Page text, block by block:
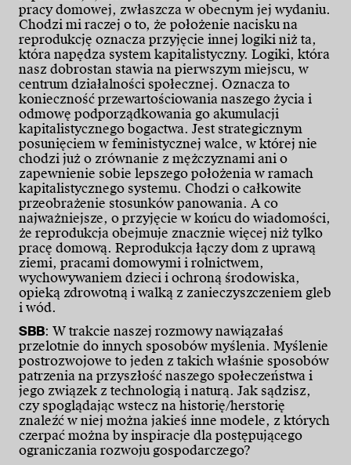
pracy domowej, zwłaszcza w obecnym jej wydaniu.
Chodzi mi raczej o to, że położenie nacisku na
reprodukcję oznacza przyjęcie innej logiki niż ta,
która napędza system kapitalistyczny. Logiki, która
nasz dobrostan stawia na pierwszym miejscu, w
centrum działalności społecznej. Oznacza to
konieczność przewartościowania naszego życia i
odmowę podporządkowania go akumulacji
kapitalistycznego bogactwa. Jest strategicznym
posunięciem w feministycznej walce, w której nie
chodzi już o zrównanie z mężczyznami ani o
zapewnienie sobie lepszego położenia w ramach
kapitalistycznego systemu. Chodzi o całkowite
przeobrażenie stosunków panowania. A co
najważniejsze, o przyjęcie w końcu do wiadomości,
że reprodukcja obejmuje znacznie więcej niż tylko
pracę domową. Reprodukcja łączy dom z uprawą
ziemi, pracami domowymi i rolnictwem,
wychowywaniem dzieci i ochroną środowiska,
opieką zdrowotną i walką z zanieczyszczeniem gleb
i wód.
SBB: W trakcie naszej rozmowy nawiązałaś
przelotnie do innych sposobów myślenia. Myślenie
postrozwojowe to jeden z takich właśnie sposobów
patrzenia na przyszłość naszego społeczeństwa i
jego związek z technologią i naturą. Jak sądzisz,
czy spoglądając wstecz na historię/herstorię
znaleźć w niej można jakieś inne modele, z których
czerpać można by inspiracje dla postępującego
ograniczania rozwoju gospodarczego?